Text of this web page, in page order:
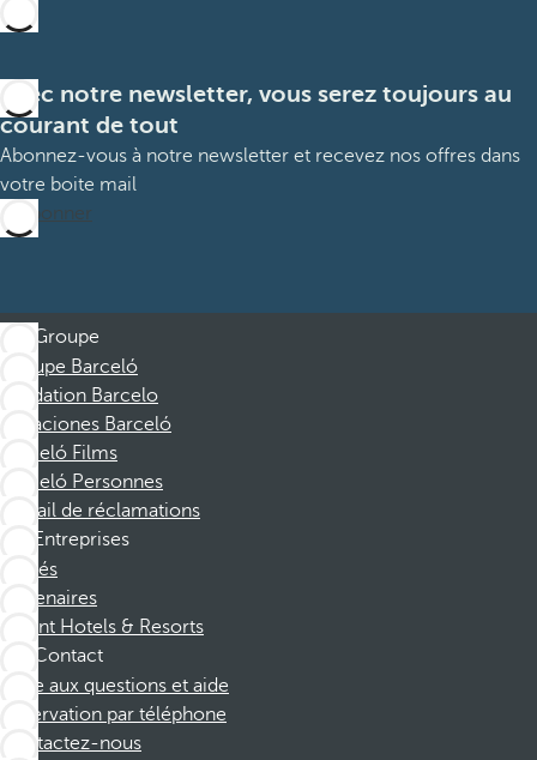
Avec notre newsletter, vous serez toujours au
courant de tout
Abonnez-vous à notre newsletter et recevez nos offres dans
votre boite mail
M’abonner
Groupe
Groupe Barceló
Fondation Barcelo
Vacaciones Barceló
Barceló Films
Barceló Personnes
Portail de réclamations
Entreprises
Affiliés
Partenaires
Dorint Hotels & Resorts
Contact
Foire aux questions et aide
Réservation par téléphone
Contactez-nous